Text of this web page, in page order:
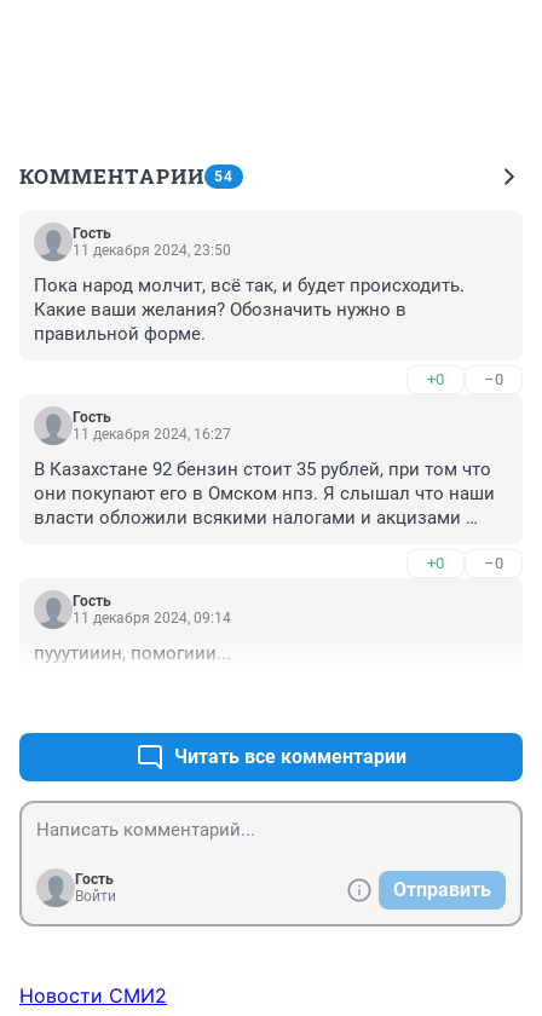
КОММЕНТАРИИ 54
Гость
11 декабря 2024, 23:50
Пока народ молчит, всё так, и будет происходить.
Какие ваши желания? Обозначить нужно в
правильной форме.
+0 –0
Гость
11 декабря 2024, 16:27
В Казахстане 92 бензин стоит 35 рублей, при том что
они покупают его в Омском нпз. Я слышал что наши
власти обложили всякими налогами и акцизами
бензина чуть ли не 85% составляют налоговые
наценки
+0 –0
Гость
11 декабря 2024, 09:14
пууутииин, помогиии...
Читать все комментарии
Гость
Войти
Отправить
Новости СМИ2